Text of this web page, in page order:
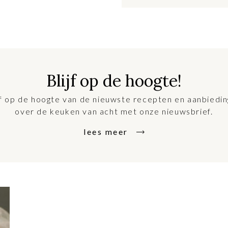
Blijf op de hoogte!
op de hoogte van de nieuwste recepten en
over de keuken van acht met onze nieuwsbrief.
lees meer